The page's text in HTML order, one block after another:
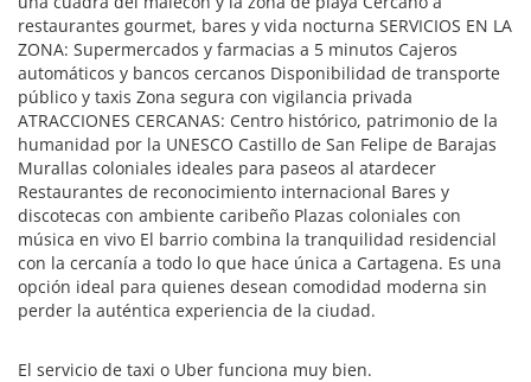
restaurantes gourmet, bares y vida nocturna SERVICIOS EN LA
ZONA: Supermercados y farmacias a 5 minutos Cajeros
automáticos y bancos cercanos Disponibilidad de transporte
público y taxis Zona segura con vigilancia privada
ATRACCIONES CERCANAS: Centro histórico, patrimonio de la
humanidad por la UNESCO Castillo de San Felipe de Barajas
Murallas coloniales ideales para paseos al atardecer
Restaurantes de reconocimiento internacional Bares y
discotecas con ambiente caribeño Plazas coloniales con
música en vivo El barrio combina la tranquilidad residencial
con la cercanía a todo lo que hace única a Cartagena. Es una
opción ideal para quienes desean comodidad moderna sin
perder la auténtica experiencia de la ciudad.
El servicio de taxi o Uber funciona muy bien.